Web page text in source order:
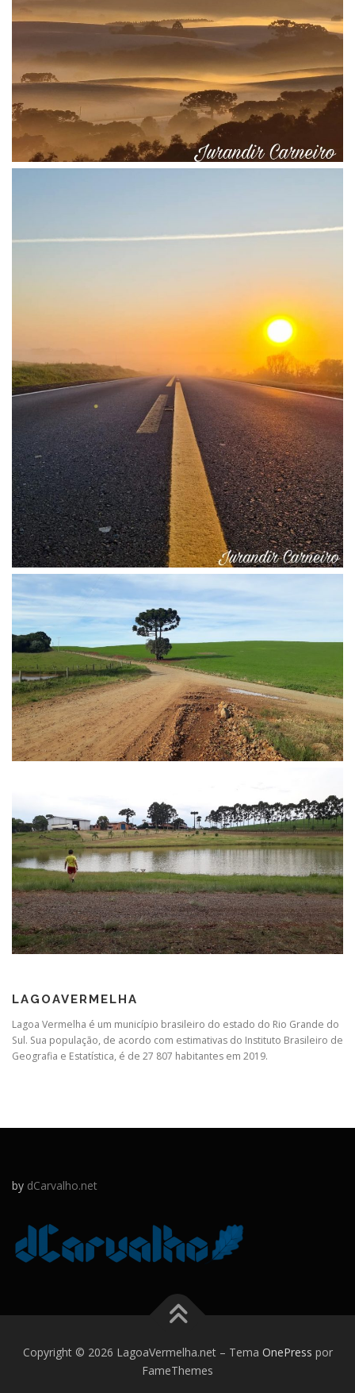
LAGOAVERMELHA
Lagoa Vermelha é um município brasileiro do estado do Rio Grande do
Sul. Sua população, de acordo com estimativas do Instituto Brasileiro de
Geografia e Estatística, é de 27 807 habitantes em 2019.
by dCarvalho.net
Copyright © 2026 LagoaVermelha.net – Tema OnePress por
FameThemes